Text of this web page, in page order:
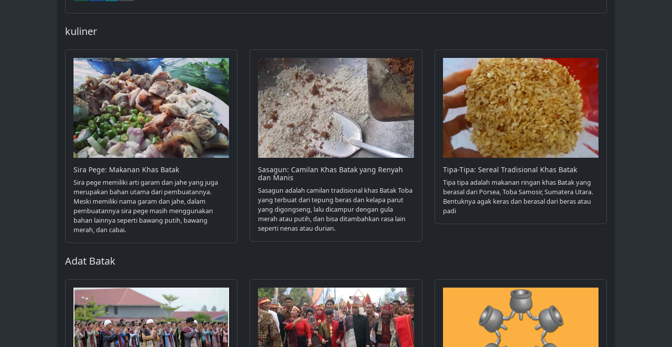
kuliner
Sira Pege: Makanan Khas Batak
Sira pege memiliki arti garam dan jahe yang juga
merupakan bahan utama dari pembuatannya.
Meski memiliki nama garam dan jahe, dalam
pembuatannya sira pege masih menggunakan
bahan lainnya seperti bawang putih, bawang
merah, dan cabai.
Sasagun: Camilan Khas Batak yang Renyah
dan Manis
Sasagun adalah camilan tradisional khas Batak Toba
yang terbuat dari tepung beras dan kelapa parut
yang digongseng, lalu dicampur dengan gula
merah atau putih, dan bisa ditambahkan rasa lain
seperti nenas atau durian.
Tipa-Tipa: Sereal Tradisional Khas Batak
Tipa tipa adalah makanan ringan khas Batak yang
berasal dari Porsea, Toba Samosir, Sumatera Utara.
Bentuknya agak keras dan berasal dari beras atau
padi
Adat Batak